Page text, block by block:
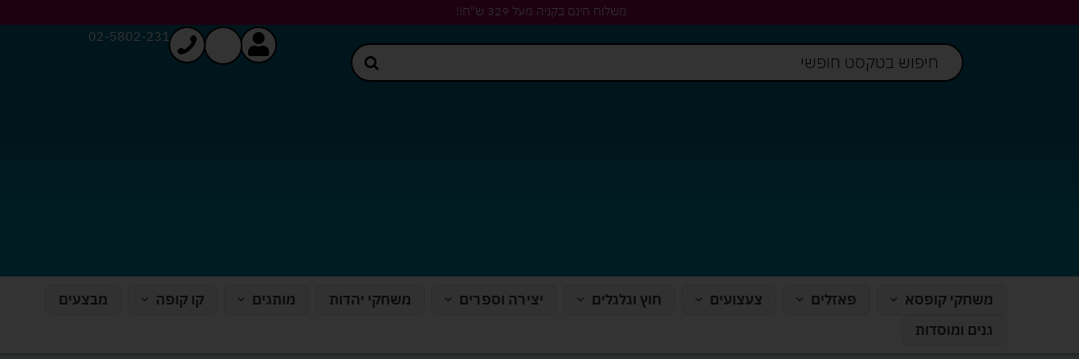
משלוח חינם בקניה מעל 329 ש"ח!!
02-5802-231
משחקי קופסא פאזלים צעצועים חוץ וגלגלים יצירה וספרים משחקי יהדות מותגים קו קופה
מבצעים
גנים ומוסדות